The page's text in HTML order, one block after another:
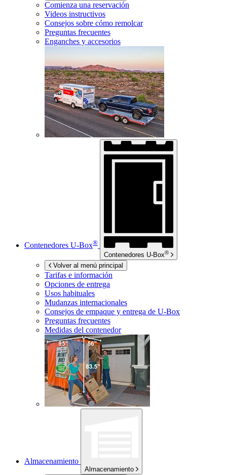
Comienza una reservación
Videos instructivos
Consejos sobre cómo remolcar
Preguntas frecuentes
Enganches y accesorios
Contenedores U-Box®
Contenedores U-Box®
Volver al menú principal
Tarifas e información
Opciones de entrega
Usos habituales
Mudanzas internacionales
Consejos de empaque y entrega de U-Box
Preguntas frecuentes
Medidas del contenedor
Almacenamiento
Almacenamiento